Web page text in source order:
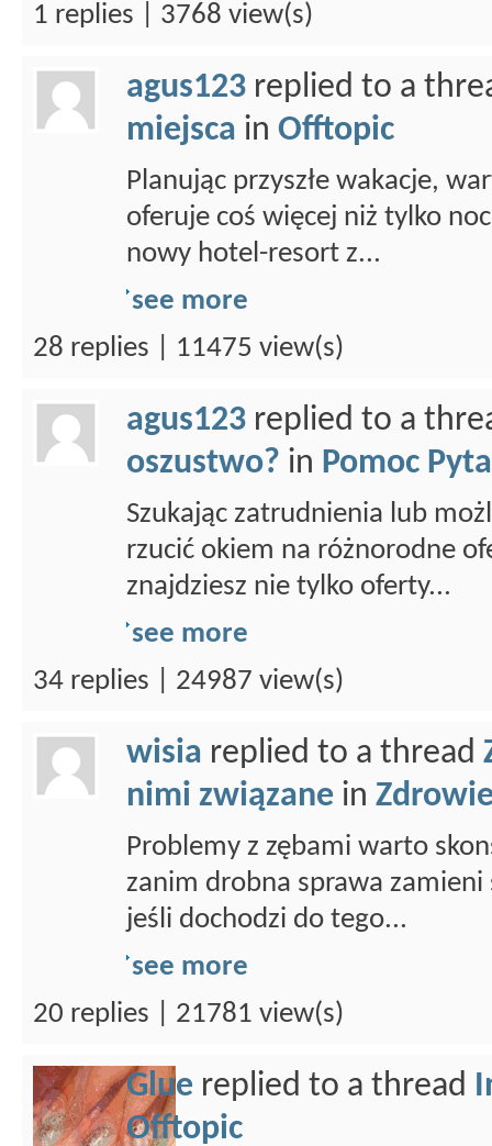
1 replies | 3768 view(s)
agus123 replied to a
miejsca in Offtopic
Planując przyszłe wakacje,
oferuje coś więcej niż tylko
nowy hotel-resort z...
see more
28 replies | 11475 view(s)
agus123 replied to a
oszustwo? in Pomoc
Szukając zatrudnienia lub
rzucić okiem na różnorodne
znajdziesz nie tylko oferty...
see more
34 replies | 24987 view(s)
wisia replied to a thread
nimi związane in
Problemy z zębami warto
zanim drobna sprawa zamieni
jeśli dochodzi do tego...
see more
20 replies | 21781 view(s)
Glue replied to a thread
Offtopic